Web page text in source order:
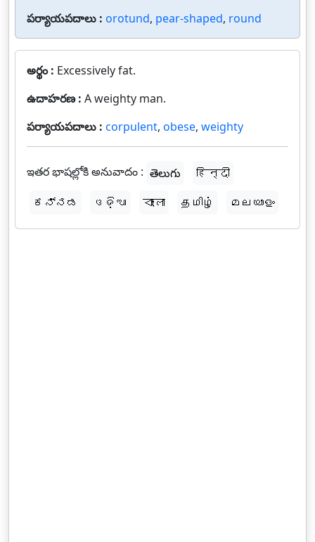
పర్యాయపదాలు : orotund, pear-shaped, round
అర్థం : Excessively fat.
ఉదాహరణ : A weighty man.
పర్యాయపదాలు : corpulent, obese, weighty
ఇతర భాషల్లోకి అనువాదం : తెలుగు
हिन्दी
ಕನ್ನಡ
ଓଡ଼ିଆ বাংলা தமிழ் മലയാളം